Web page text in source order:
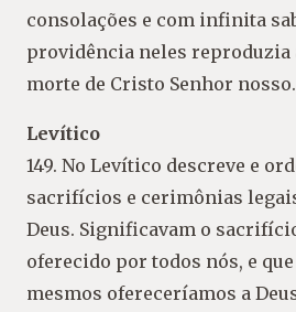
consolações e com infinita
providência neles reproduzia
morte de Cristo Senhor nosso.
Levítico
149. No Levítico descreve e
sacrifícios e cerimônias
Deus. Significavam o
oferecido por todos nós, e
mesmos ofereceríamos a